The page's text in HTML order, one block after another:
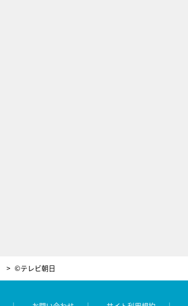
©テレビ朝日